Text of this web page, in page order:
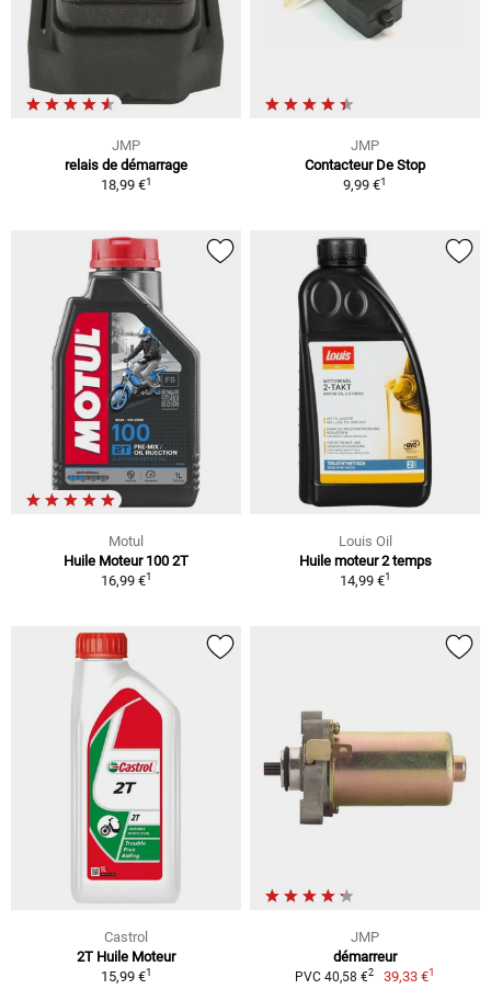
JMP
relais de démarrage
18,99 €1
JMP
Contacteur De Stop
9,99 €1
Motul
Huile Moteur 100 2T
16,99 €1
Louis Oil
Huile moteur 2 temps
14,99 €1
Castrol
2T Huile Moteur
15,99 €1
JMP
démarreur
PVC 40,58 €2 39,33 €1